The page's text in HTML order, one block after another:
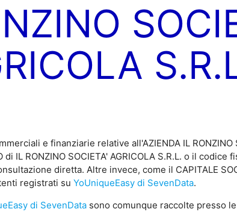
e finanziarie relative all'AZIENDA IL RONZINO
IL RONZINO SOCIETA' AGRICOLA S.R.L. o il codice
diretta. Altre invece, come il CAPITALE
registrati su YoUniqueEasy di SevenData.
di SevenDatasono comunque raccolte presso